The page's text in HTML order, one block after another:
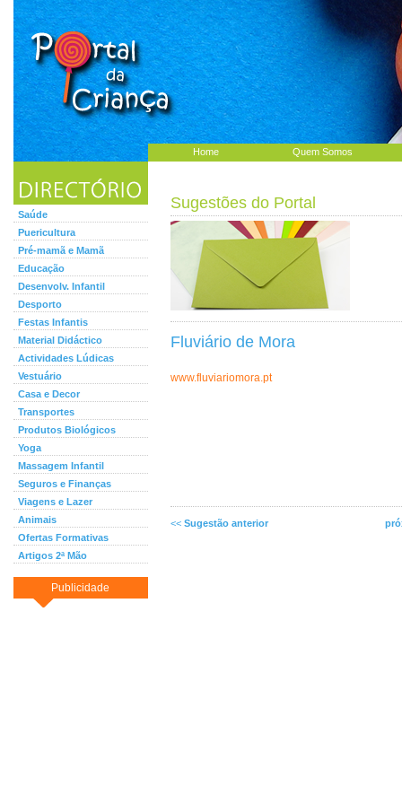
Home Quem Somos
Saúde
Puericultura
Pré-mamã e Mamã
Educação
Desenvolv. Infantil
Desporto
Festas Infantis
Material Didáctico
Actividades Lúdicas
Vestuário
Casa e Decor
Transportes
Produtos Biológicos
Yoga
Massagem Infantil
Seguros e Finanças
Viagens e Lazer
Animais
Ofertas Formativas
Artigos 2ª Mão
Publicidade
Sugestões do Portal
Fluviário de Mora
www.fluviariomora.pt
<< Sugestão anterior